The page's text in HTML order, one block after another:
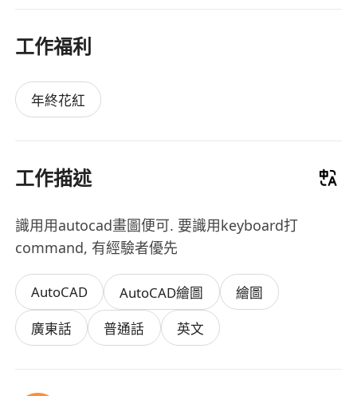
工作福利
年終花紅
工作描述
識用用autocad畫圖便可. 要識用keyboard打
command, 有經驗者優先
AutoCAD AutoCAD繪圖
繪圖
廣東話
普通話 英文